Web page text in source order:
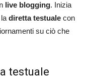
live blogging. Inizia
diretta testuale con
su ciò che
testuale